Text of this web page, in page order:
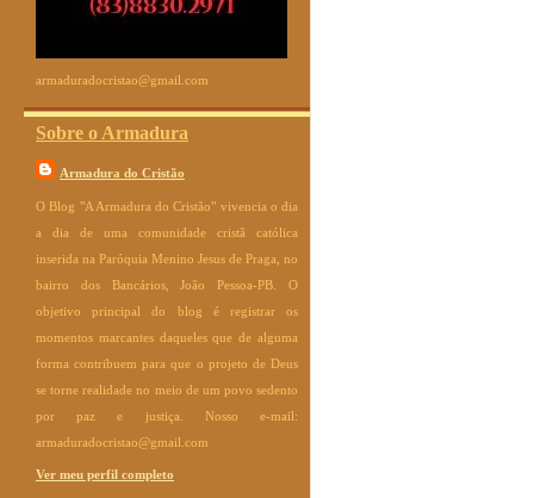
armaduradocristao@gmail.com
Sobre o Armadura
Armadura do Cristão
O Blog "A Armadura do Cristão" vivencia o dia
a dia de uma comunidade cristã católica
inserida na Paróquia Menino Jesus de Praga, no
bairro dos Bancários, João Pessoa-PB. O
objetivo principal do blog é registrar os
momentos marcantes daqueles que de alguma
forma contribuem para que o projeto de Deus
se torne realidade no meio de um povo sedento
por paz e justiça. Nosso e-mail:
armaduradocristao@gmail.com
Ver meu perfil completo